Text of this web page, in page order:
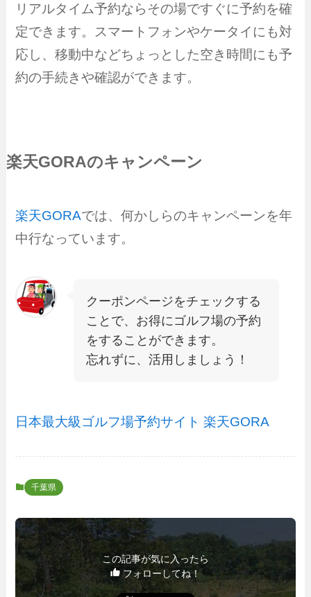
リアルタイム予約ならその場ですぐに予約を確
定できます。スマートフォンやケータイにも対
応し、移動中などちょっとした空き時間にも予
約の手続きや確認ができます。
楽天GORAのキャンペーン
楽天GORAでは、何かしらのキャンペーンを年
中行なっています。
クーポンページをチェックする
ことで、お得にゴルフ場の予約
をすることができます。
忘れずに、活用しましょう！
日本最大級ゴルフ場予約サイト 楽天GORA
千葉県
この記事が気に入ったら
フォローしてね！